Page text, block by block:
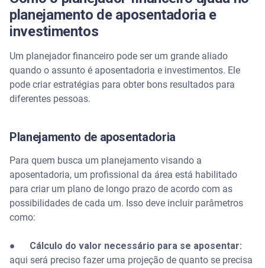
planejamento de aposentadoria e
investimentos
Um planejador financeiro pode ser um grande aliado
quando o assunto é aposentadoria e investimentos. Ele
pode criar estratégias para obter bons resultados para
diferentes pessoas.
Planejamento de aposentadoria
Para quem busca um planejamento visando a
aposentadoria, um profissional da área está habilitado
para criar um plano de longo prazo de acordo com as
possibilidades de cada um. Isso deve incluir parâmetros
como:
● Cálculo do valor necessário para se aposentar:
aqui será preciso fazer uma projeção de quanto se precisa